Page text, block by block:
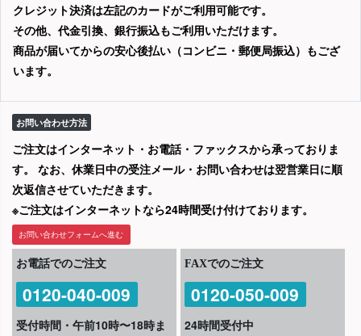
クレジット決済は左記のカードがご利用可能です。
その他、代金引換、銀行振込もご利用いただけます。
商品が届いてからの安心後払い（コンビニ・郵便局振込）もござ
います。
お問い合わせ方法
ご注文はインターネット・お電話・ファックスから承っておりま
す。 なお、休業日中の受注メール・お問い合わせは翌営業日に順
次返信させていただきます。
※ご注文はインターネットなら24時間受け付けております。
お問い合わせフォームへ進む
お電話でのご注文
0120-040-009
受付時間・午前10時〜18時ま
FAXでのご注文
0120-050-009
24時間受付中